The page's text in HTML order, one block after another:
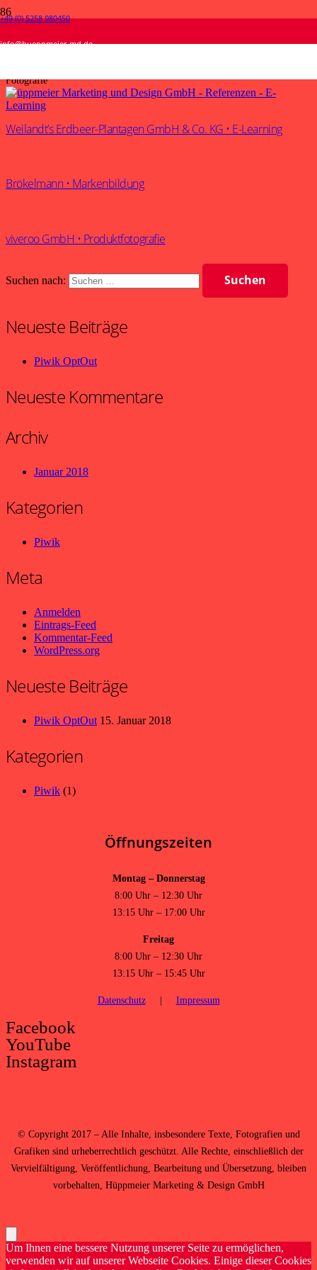
+49 (0) 5258 980450
info@hueppmeier-md.de
Fotografie
Fotografie
Weilandt’s Erdbeer-Plantagen GmbH & Co. KG • E-Learning
Brökelmann • Markenbildung
viveroo GmbH • Produktfotografie
Suchen nach:
Neueste Beiträge
Piwik OptOut
Neueste Kommentare
Archiv
Januar 2018
Kategorien
Piwik
Meta
Anmelden
Eintrags-Feed
Kommentar-Feed
WordPress.org
Neueste Beiträge
Piwik OptOut 15. Januar 2018
Kategorien
Piwik (1)
Öffnungszeiten
Montag – Donnerstag
8:00 Uhr – 12:30 Uhr
13:15 Uhr – 17:00 Uhr
Freitag
8:00 Uhr – 12:30 Uhr
13:15 Uhr – 15:45 Uhr
Datenschutz| Impressum
Facebook
YouTube
Instagram
© Copyright 2017 – Alle Inhalte, insbesondere Texte, Fotografien und
Grafiken sind urheberrechtlich geschützt. Alle Rechte, einschließlich der
Vervielfältigung, Veröffentlichung, Bearbeitung und Übersetzung, bleiben
vorbehalten, Hüppmeier Marketing & Design GmbH
Um Ihnen eine bessere Nutzung unserer Seite zu ermöglichen,
verwenden wir auf unserer Webseite Cookies. Einige dieser Cookies